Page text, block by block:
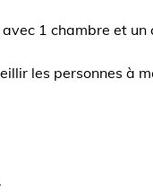
1 chambre et
les personnes à